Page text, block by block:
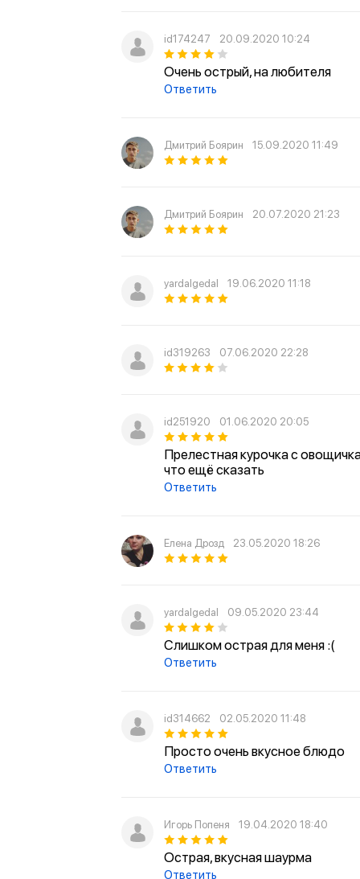
id174247 20.09.2020 10:24
Очень острый, на любителя
Ответить
Дмитрий Боярин 15.09.2020 11:49
Дмитрий Боярин 20.07.2020 21:23
yardalgedal 19.06.2020 11:18
id319263 07.06.2020 22:28
id251920 01.06.2020 20:05
Прелестная курочка с
что ещё сказать
Ответить
Елена Дрозд 23.05.2020 18:26
yardalgedal 09.05.2020 23:44
Слишком острая для меня :(
Ответить
id314662 02.05.2020 11:48
Просто очень вкусное блюдо
Ответить
Игорь Попеня 19.04.2020 18:40
Острая, вкусная шаурма
Ответить